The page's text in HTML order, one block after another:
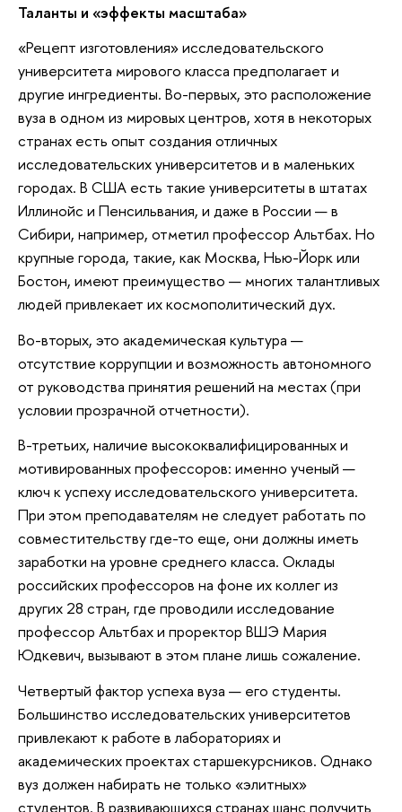
Таланты и «эффекты масштаба»
«Рецепт изготовления» исследовательского
университета мирового класса предполагает и
другие ингредиенты. Во-первых, это расположение
вуза в одном из мировых центров, хотя в некоторых
странах есть опыт создания отличных
исследовательских университетов и в маленьких
городах. В США есть такие университеты в штатах
Иллинойс и Пенсильвания, и даже в России — в
Сибири, например, отметил профессор Альтбах. Но
крупные города, такие, как Москва, Нью-Йорк или
Бостон, имеют преимущество — многих талантливых
людей привлекает их космополитический дух.
Во-вторых, это академическая культура —
отсутствие коррупции и возможность автономного
от руководства принятия решений на местах (при
условии прозрачной отчетности).
В-третьих, наличие высококвалифицированных и
мотивированных профессоров: именно ученый —
ключ к успеху исследовательского университета.
При этом преподавателям не следует работать по
совместительству где-то еще, они должны иметь
заработки на уровне среднего класса. Оклады
российских профессоров на фоне их коллег из
других 28 стран, где проводили исследование
профессор Альтбах и проректор ВШЭ Мария
Юдкевич, вызывают в этом плане лишь сожаление.
Четвертый фактор успеха вуза — его студенты.
Большинство исследовательских университетов
привлекают к работе в лабораториях и
академических проектах старшекурсников. Однако
вуз должен набирать не только «элитных»
студентов. В развивающихся странах шанс получить